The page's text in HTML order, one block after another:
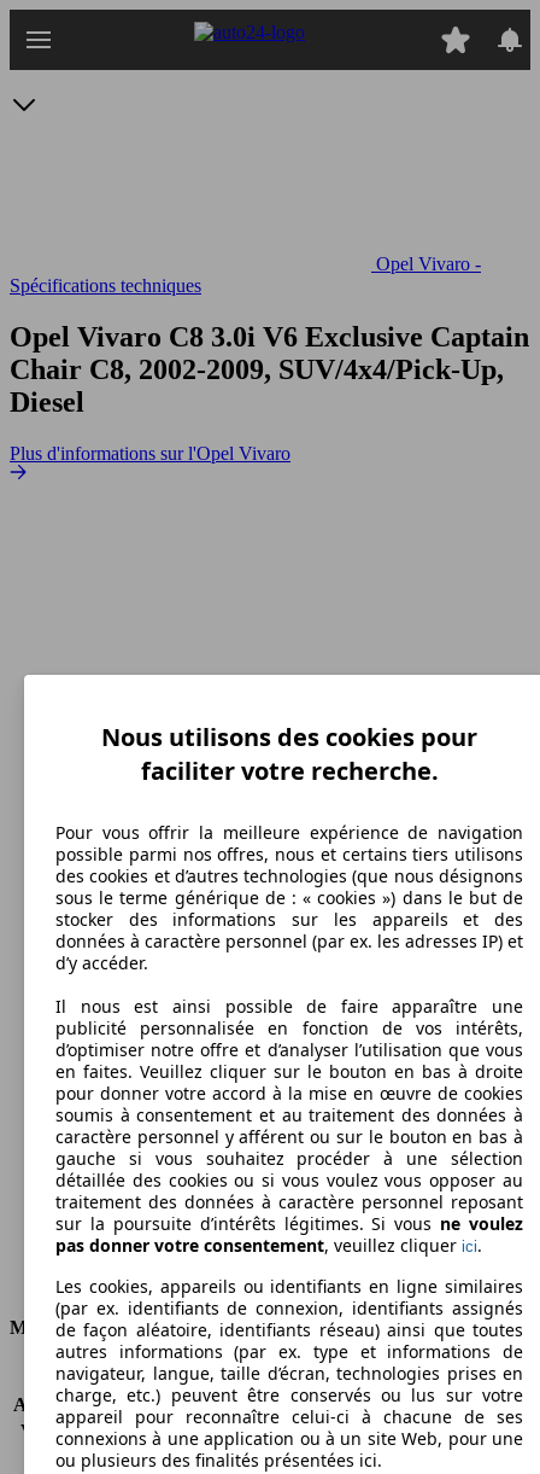
au
Opel Vivaro -
Spécifications techniques
Opel Vivaro C8 3.0i V6 Exclusive Captain
Chair C8, 2002-2009, SUV/4x4/Pick-Up,
Diesel
Plus d'informations sur l'Opel Vivaro
Diesel
Carburant
275 g/km
Émissions de CO2 (combinées)*
Ø 11.5 l/100km
Consommation
Moteur et Puissance
KW (CH)
150 kW (204 PS)
Accélération (0-100 km/h) 10.2s
Vitesse maximale (km/h) 205 km/h
Nombre de vitesses
4
Nous utilisons des cookies pour
faciliter votre recherche.
Pour vous offrir la meilleure expérience de navigation
possible parmi nos offres, nous et certains tiers utilisons
des cookies et d’autres technologies (que nous désignons
sous le terme générique de : « cookies ») dans le but de
stocker des informations sur les appareils et des
données à caractère personnel (par ex. les adresses IP) et
d’y accéder.
Il nous est ainsi possible de faire apparaître une
publicité personnalisée en fonction de vos intérêts,
d’optimiser notre offre et d’analyser l’utilisation que vous
en faites. Veuillez cliquer sur le bouton en bas à droite
pour donner votre accord à la mise en œuvre de cookies
soumis à consentement et au traitement des données à
caractère personnel y afférent ou sur le bouton en bas à
gauche si vous souhaitez procéder à une sélection
détaillée des cookies ou si vous voulez vous opposer au
traitement des données à caractère personnel reposant
sur la poursuite d’intérêts légitimes. Si vous ne voulez
pas donner votre consentement, veuillez cliquer ici.
Les cookies, appareils ou identifiants en ligne similaires
(par ex. identifiants de connexion, identifiants assignés
de façon aléatoire, identifiants réseau) ainsi que toutes
autres informations (par ex. type et informations de
navigateur, langue, taille d’écran, technologies prises en
charge, etc.) peuvent être conservés ou lus sur votre
appareil pour reconnaître celui-ci à chacune de ses
connexions à une application ou à un site Web, pour une
ou plusieurs des finalités présentées ici.